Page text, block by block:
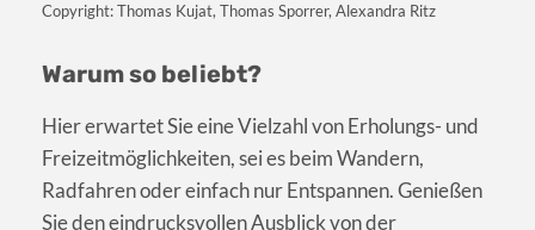
Copyright: Thomas Kujat, Thomas Sporrer, Alexandra Ritz
Warum so beliebt?
Hier erwartet Sie eine Vielzahl von Erholungs- und
Freizeitmöglichkeiten, sei es beim Wandern,
Radfahren oder einfach nur Entspannen. Genießen
Sie den eindrucksvollen Ausblick von der